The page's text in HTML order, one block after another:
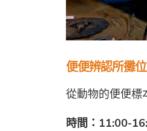
便便辨認所攤
從動物的便便標
時間：11:00-